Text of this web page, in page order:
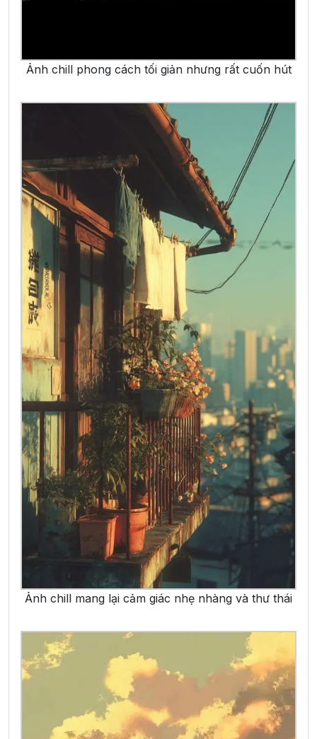
Ảnh chill phong cách tối giản nhưng rất cuốn hút
Ảnh chill mang lại cảm giác nhẹ nhàng và thư thái